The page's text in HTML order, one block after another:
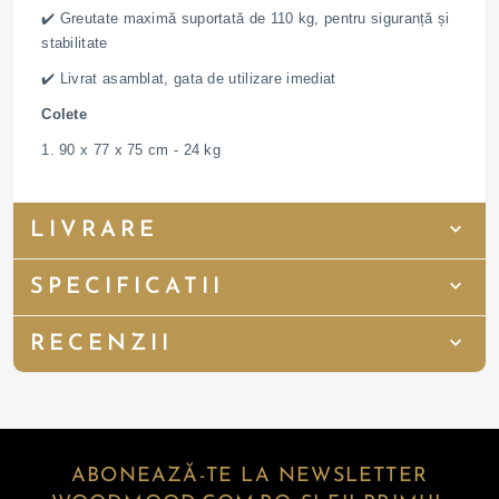
✔️ Greutate maximă suportată de 110 kg, pentru siguranță și
stabilitate
✔️ Livrat asamblat, gata de utilizare imediat
Colete
1. 90 x 77 x 75 cm - 24 kg
LIVRARE
SPECIFICATII
RECENZII
ABONEAZĂ-TE LA NEWSLETTER